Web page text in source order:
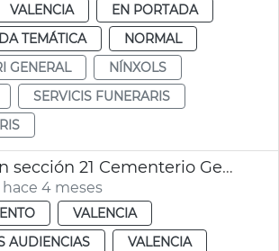
VALENCIA
EN PORTADA
TEMÁTICA
NORMAL
GENERAL
NÍNXOLS
SERVICIS FUNERARIS
Ampliación sección 21 Cementerio General València
4 meses
VALENCIA
AUDIENCIAS
VALENCIA